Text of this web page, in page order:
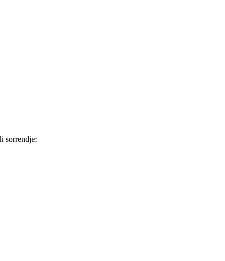
sorrendje: